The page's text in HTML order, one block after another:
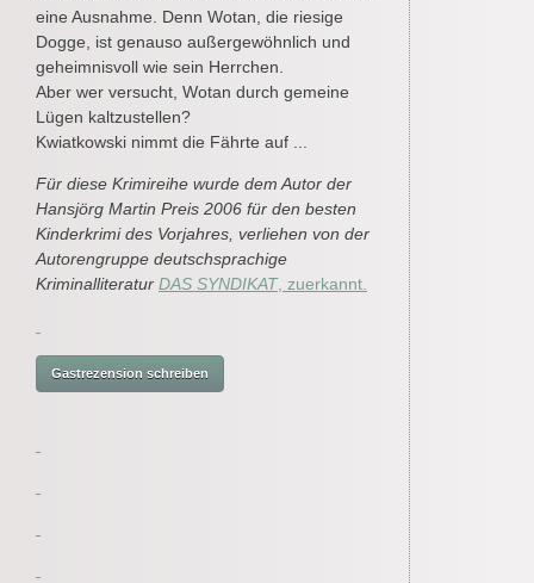
eine Ausnahme. Denn Wotan, die riesige
Dogge, ist genauso außergewöhnlich und
geheimnisvoll wie sein Herrchen.
Aber wer versucht, Wotan durch gemeine
Lügen kaltzustellen?
Kwiatkowski nimmt die Fährte auf ...
Für diese Krimireihe wurde dem Autor der
Hansjörg Martin Preis 2006 für den besten
Kinderkrimi des Vorjahres, verliehen von der
Autorengruppe deutschsprachige
Kriminalliteratur DAS SYNDIKAT, zuerkannt.